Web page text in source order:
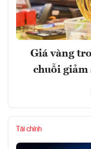
Giá vàng
chuỗi giảm
Tài chính